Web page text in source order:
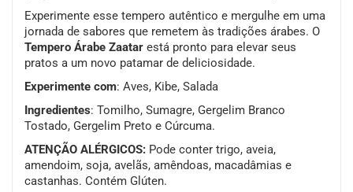
Experimente esse tempero autêntico e mergulhe em uma
jornada de sabores que remetem às tradições árabes. O
Tempero Árabe Zaatar está pronto para elevar seus
pratos a um novo patamar de deliciosidade.
Experimente com: Aves, Kibe, Salada
Ingredientes: Tomilho, Sumagre, Gergelim Branco
Tostado, Gergelim Preto e Cúrcuma.
ATENÇÃO ALÉRGICOS: Pode conter trigo, aveia,
amendoim, soja, avelãs, amêndoas, macadâmias e
castanhas. Contém Glúten.